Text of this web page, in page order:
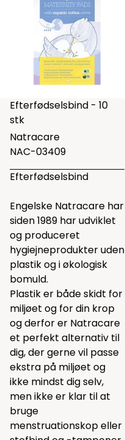
Efterfødselsbind - 10
stk
Natracare
NAC-03409
Efterfødselsbind
Engelske Natracare har
siden 1989 har udviklet
og produceret
hygiejneprodukter uden
plastik og i økologisk
bomuld.
Plastik er både skidt for
miljøet og for din krop
og derfor er Natracare
et perfekt alternativ til
dig, der gerne vil passe
ekstra på miljøet og
ikke mindst dig selv,
men ikke er klar til at
bruge
menstruationskop eller